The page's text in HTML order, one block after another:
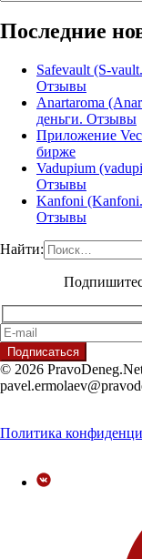
Последние
Safevault (S-
Отзывы
Anartaroma
деньги. Отзывы
Приложение
бирже
Vadupium
Отзывы
Kanfoni
Отзывы
Найти:
© 2026
Политика